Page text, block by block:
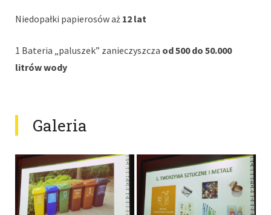
Niedopałki papierosów aż 12 lat
1 Bateria „paluszek” zanieczyszcza od 500 do 50.000
litrów wody
Galeria